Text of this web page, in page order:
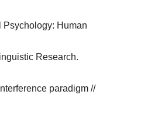
Psychology: Human
Research.
paradigm //